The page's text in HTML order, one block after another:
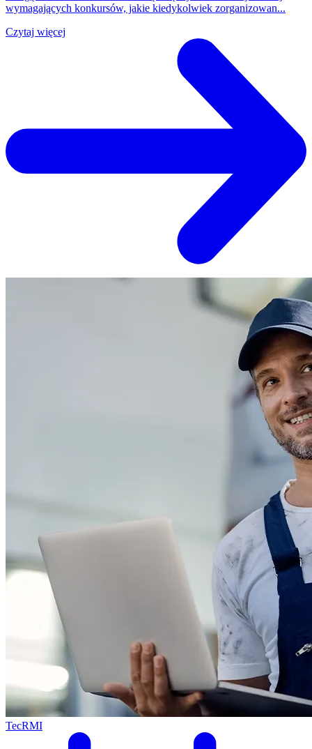
wymagających konkursów, jakie kiedykolwiek zorganizowan...
Czytaj więcej
TecRMI